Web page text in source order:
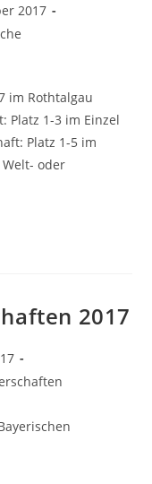
2017
im Rothtalgau
Platz 1-3 im Einzel
Platz 1-5 im
oder
2017